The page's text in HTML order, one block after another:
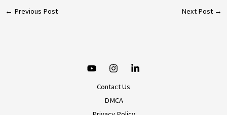
← Previous Post Next Post →
Contact Us
DMCA